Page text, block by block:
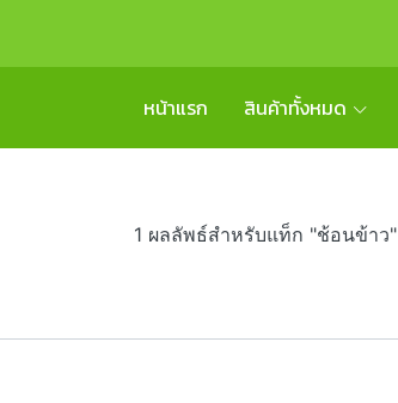
หน้าแรก สินค้าทั้งหมด
1 ผลลัพธ์สำหรับแท็ก "ช้อนข้าว"